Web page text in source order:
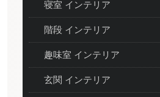
寝室 インテリア
階段 インテリア
趣味室 インテリア
玄関 インテリア